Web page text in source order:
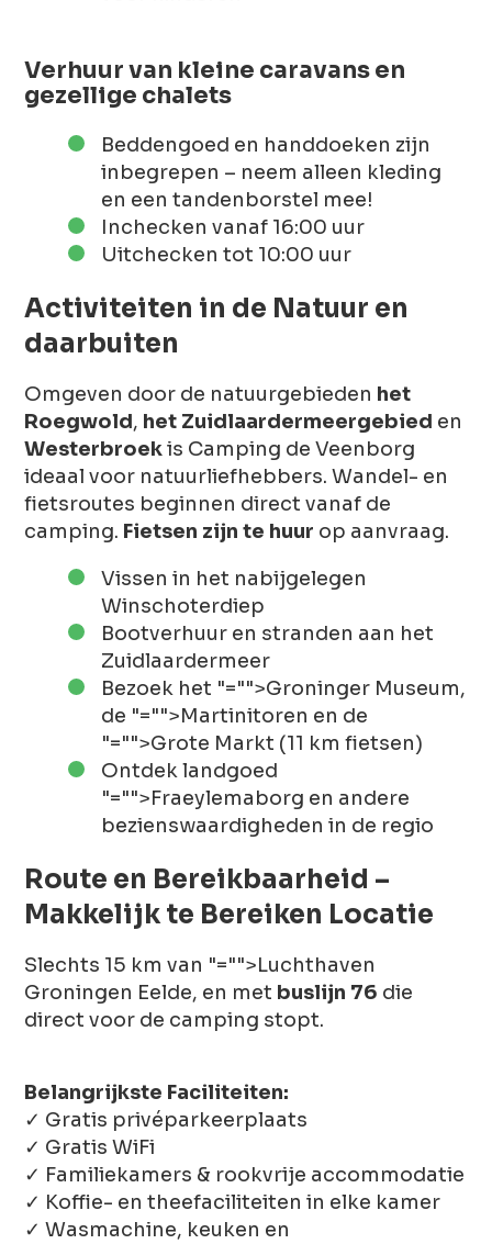
Verhuur van kleine caravans en
gezellige chalets
Beddengoed en handdoeken zijn
inbegrepen – neem alleen kleding
en een tandenborstel mee!
Inchecken vanaf 16:00 uur
Uitchecken tot 10:00 uur
Activiteiten in de Natuur en
daarbuiten
Omgeven door de natuurgebieden het
Roegwold, het Zuidlaardermeergebied en
Westerbroekis Camping de Veenborg
ideaal voor natuurliefhebbers. Wandel- en
fietsroutes beginnen direct vanaf de
camping. Fietsen zijn te huur op aanvraag.
Vissen in het nabijgelegen
Winschoterdiep
Bootverhuur en stranden aan het
Zuidlaardermeer
Bezoek het "="">Groninger Museum,
de "="">Martinitoren en de
"="">Grote Markt (11 km fietsen)
Ontdek landgoed
"="">Fraeylemaborg en andere
bezienswaardigheden in de regio
Route en Bereikbaarheid –
Makkelijk te Bereiken Locatie
Slechts 15 km van "="">Luchthaven
Groningen Eelde, en met buslijn 76 die
direct voor de camping stopt.
Belangrijkste Faciliteiten:
✓ Gratis privéparkeerplaats
✓ Gratis WiFi
✓ Familiekamers & rookvrije accommodatie
✓ Koffie- en theefaciliteiten in elke kamer
✓ Wasmachine, keuken en